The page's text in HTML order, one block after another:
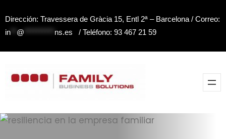
al
contenido
Dirección: Travessera de Gràcia 15, Entl 2ª – Barcelona / Correo:
in
@ ns.es / Teléfono: 93 467 21 59